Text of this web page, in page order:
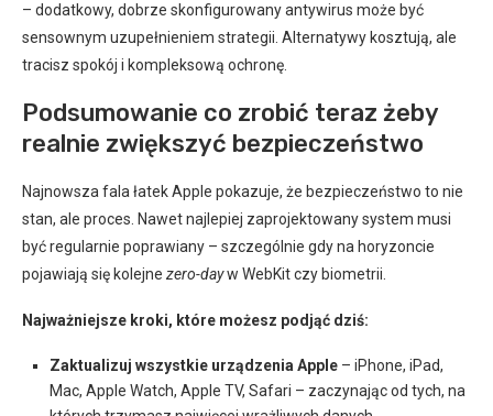
– dodatkowy, dobrze skonfigurowany antywirus może być
sensownym uzupełnieniem strategii. Alternatywy kosztują, ale
tracisz spokój i kompleksową ochronę.
Podsumowanie co zrobić teraz żeby
realnie zwiększyć bezpieczeństwo
Najnowsza fala łatek Apple pokazuje, że bezpieczeństwo to nie
stan, ale proces. Nawet najlepiej zaprojektowany system musi
być regularnie poprawiany – szczególnie gdy na horyzoncie
pojawiają się kolejne zero-dayw WebKit czy biometrii.
Najważniejsze kroki, które możesz podjąć dziś:
Zaktualizuj wszystkie urządzenia Apple – iPhone, iPad,
Mac, Apple Watch, Apple TV, Safari – zaczynając od tych, na